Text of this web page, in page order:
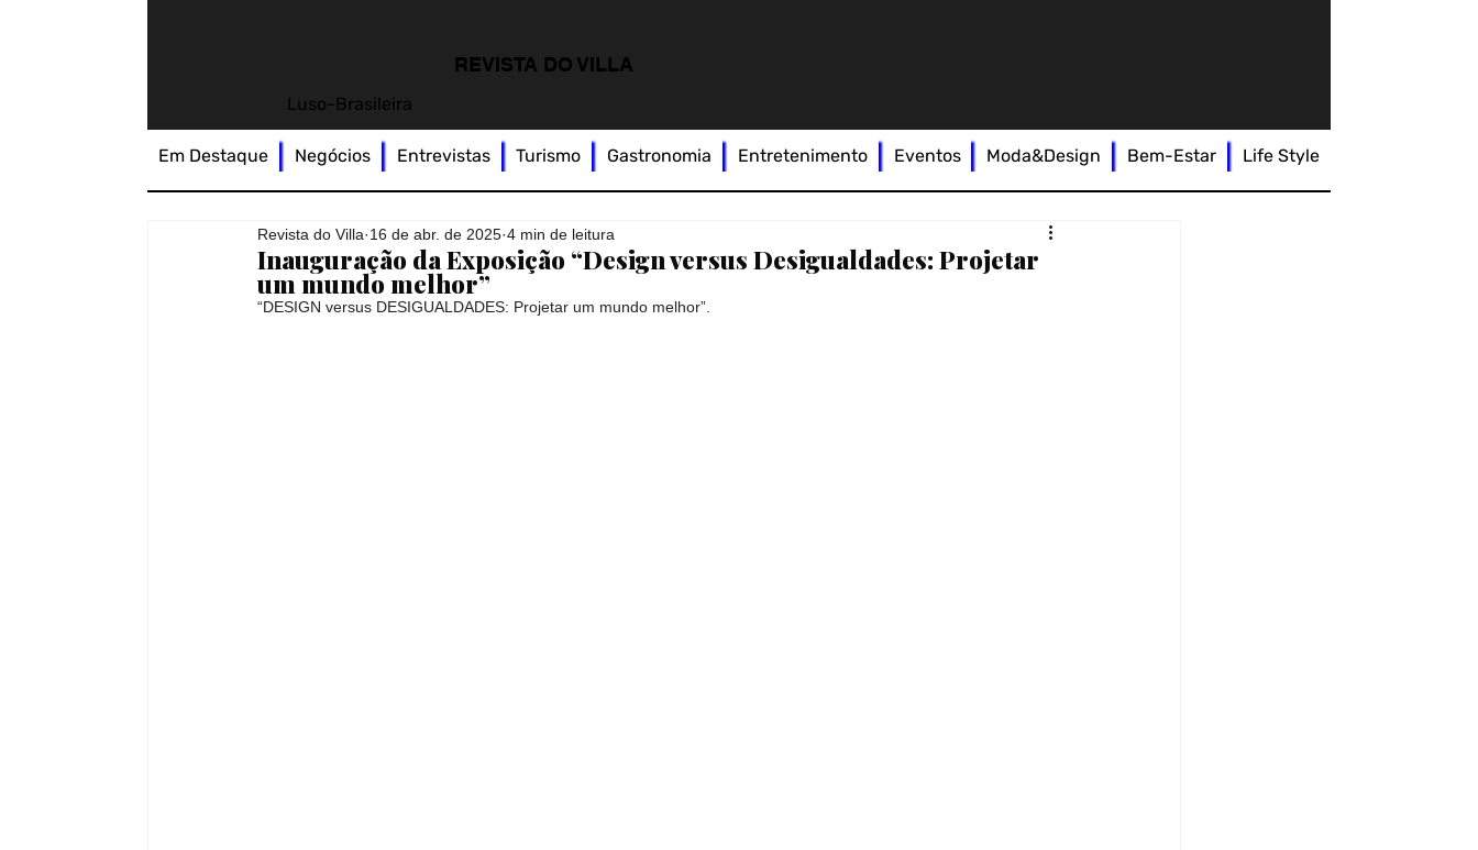
REVISTA DO VILLA
Luso-Brasileira
Inauguração da Exposição “Design versus Desigualdades: Projetar
um mundo melhor”
Revista do Villa 16 de abr. de 2025 4 min de leitura
“DESIGN versus DESIGUALDADES: Projetar um mundo melhor”.
Em Destaque Negócios Entrevistas Turismo Gastronomia Entretenimento Eventos Moda&Design Bem-Estar Life Style